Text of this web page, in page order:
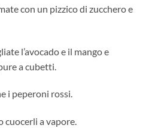
con un pizzico di zucchero e
l’avocado e il mango e
a cubetti.
i peperoni rossi.
cuocerli a vapore.